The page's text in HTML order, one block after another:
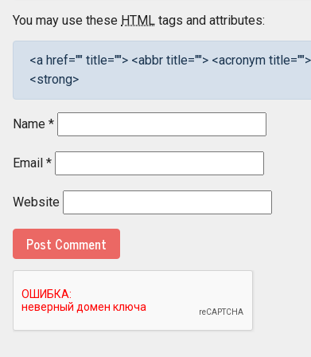
You may use these HTML tags and attributes:
<a href="" title=""> <abbr title=""> <acronym
<strong>
Name *
Email *
Website